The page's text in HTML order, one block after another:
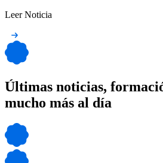
Leer Noticia
Últimas noticias,
mucho más al día